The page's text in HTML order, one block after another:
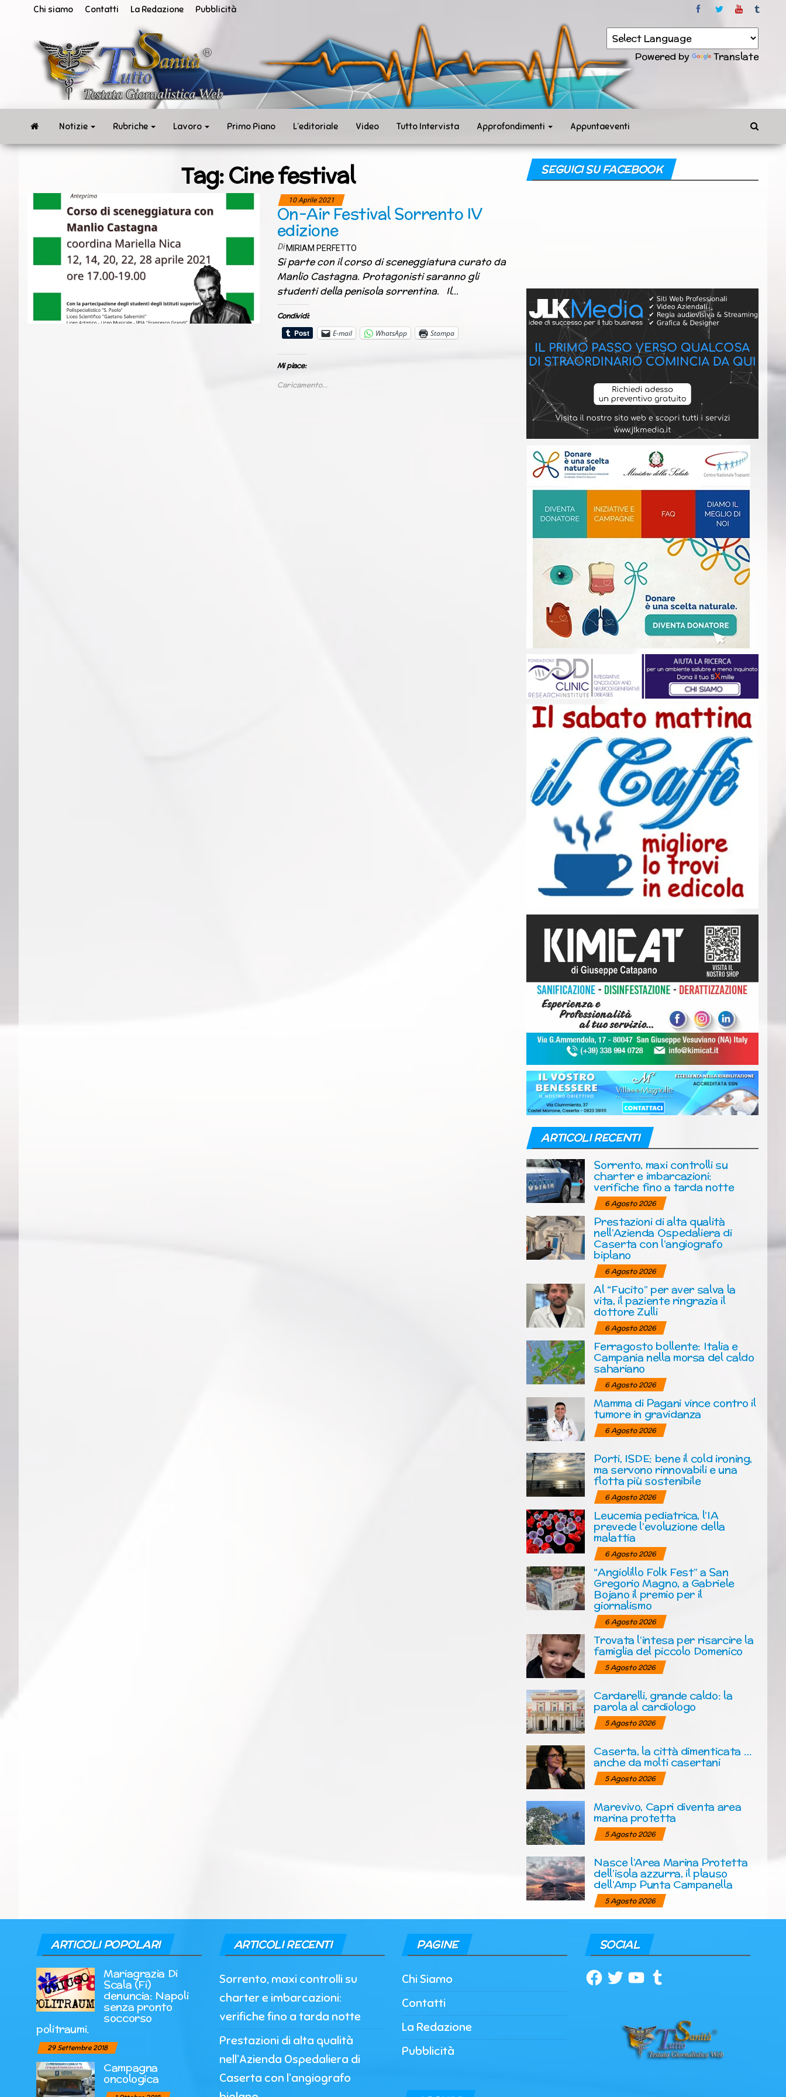
Chi siamo Contatti La Redazione Pubblicità
tempo
reale
Powered by Translate
Notizie Rubriche Lavoro Primo Piano L’editoriale Video Tutto Intervista Approfondimenti Appuntaeventi
Tag:Cine festival
10 Aprile 2021
On-Air Festival Sorrento IV
edizione
Di MIRIAM PERFETTO
Si parte con il corso di sceneggiatura curato da
Manlio Castagna. Protagonisti saranno gli
studenti della penisola sorrentina. Il…
Condividi:
E-mail
WhatsApp Stampa
Mi piace:
Caricamento...
SEGUICI SU FACEBOOK
ARTICOLI RECENTI
Sorrento, maxi controlli su
charter e imbarcazioni:
verifiche fino a tarda notte
6 Agosto 2026
Prestazioni di alta qualità
nell’Azienda Ospedaliera di
Caserta con l’angiografo
biplano
6 Agosto 2026
Al “Fucito” per aver salva la
vita, il paziente ringrazia il
dottore Zulli
6 Agosto 2026
Ferragosto bollente: Italia e
Campania nella morsa del caldo
sahariano
6 Agosto 2026
Mamma di Pagani vince contro il
tumore in gravidanza
6 Agosto 2026
Porti, ISDE: bene il cold ironing,
ma servono rinnovabili e una
flotta più sostenibile
6 Agosto 2026
Leucemia pediatrica, l’IA
prevede l’evoluzione della
malattia
6 Agosto 2026
“Angiolillo Folk Fest” a San
Gregorio Magno, a Gabriele
Bojano il premio per il
giornalismo
6 Agosto 2026
Trovata l’intesa per risarcire la
famiglia del piccolo Domenico
5 Agosto 2026
Cardarelli, grande caldo: la
parola al cardiologo
5 Agosto 2026
Caserta, la città dimenticata …
anche da molti casertani
5 Agosto 2026
Marevivo, Capri diventa area
marina protetta
5 Agosto 2026
Nasce l’Area Marina Protetta
dell’isola azzurra, il plauso
dell’Amp Punta Campanella
5 Agosto 2026
ARTICOLI POPOLARI
Mariagrazia Di
Scala (Fi)
denuncia: Napoli
senza pronto
soccorso
politraumi.
29 Settembre 2018
Campagna
oncologica
ARTICOLI RECENTI
Sorrento, maxi controlli su
charter e imbarcazioni:
verifiche fino a tarda notte
Prestazioni di alta qualità
nell’Azienda Ospedaliera di
Caserta con l’angiografo
PAGINE
Chi Siamo
Contatti
La Redazione
Pubblicità
SOCIAL
Facebook
TwitterYouTubeTumblr